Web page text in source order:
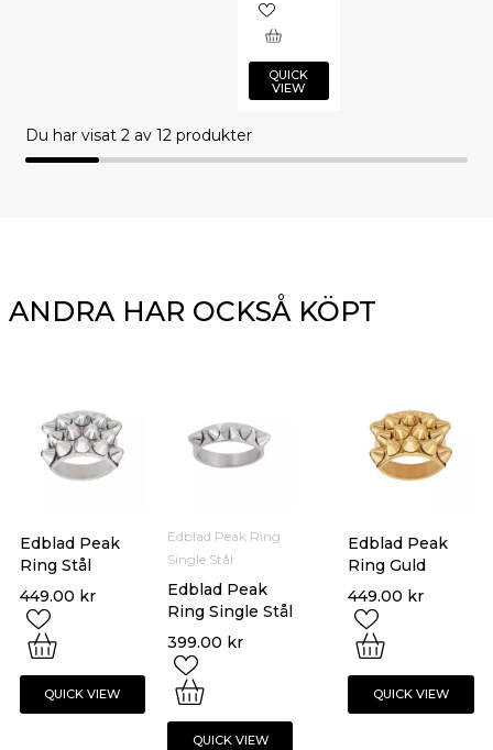
QUICK
VIEW
Du har visat 2av 12 produkter
ANDRA HAR OCKSÅ KÖPT
Edblad Peak
Ring Stål
449.00 kr
QUICK VIEW
Edblad Peak
Ring Guld
449.00 kr
QUICK VIEW
Edblad Peak Ring
Single Stål
Edblad Peak
Ring Single Stål
399.00 kr
QUICK VIEW